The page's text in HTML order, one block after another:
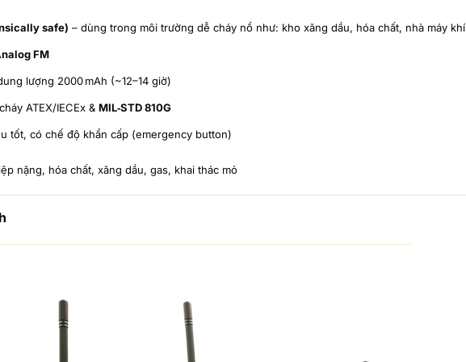
safe) – dùng trong môi trường dễ cháy nổ như: kho xăng dầu, hóa chất, nhà máy khí
FM
lượng 2000 mAh (~12–14 giờ)
ATEX/IECEx &MIL‑STD 810G
tốt, có chế độ khẩn cấp (emergency button)
nặng, hóa chất, xăng dầu, gas, khai thác mỏ